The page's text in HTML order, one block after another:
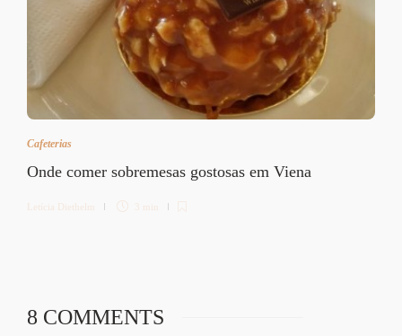
Cafeterias
Onde comer sobremesas gostosas em Viena
Letícia Diethelm 3 min
8 COMMENTS